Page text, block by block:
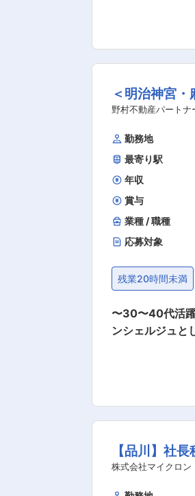
（会議／会食
内外コミュニ
ヶ月目（補助
ー また会議アサインは以下の段階で引き上げます。 STEP1：社長直下の小会議（思考理解・議事録精度UP） STEP2：経営会議に補助参加
変更の範囲：会
＜明治神宮
野村不動産パートナ
勤務地
最寄り駅
年収
賞与
業種 / 職種
応募対象
残業20時間未満
〜30〜40代活躍中
ンシェルジュと
不動産パート
比寿を中心とし
受理および報告
ポート業務 ・部
【品川】社
株式会社マイクロン